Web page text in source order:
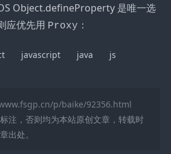
Object.defineProperty 是唯一选
应优先用 Proxy ：
javascript java
js
p/baike/92356.html
注，否则均为本站原创文章，转载时
出处。